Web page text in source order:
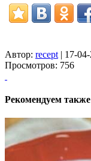
Автор: recept | 17-
Просмотров: 756
Рекомендуем также